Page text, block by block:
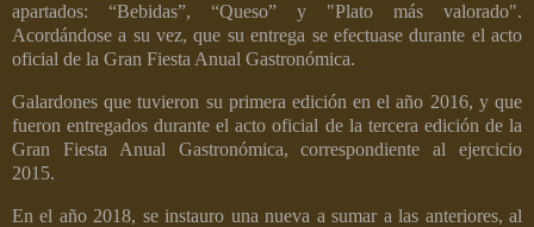
apartados: “Bebidas”, “Queso” y "Plato más valorado".
Acordándose a su vez, que su entrega se efectuase durante el acto
oficial de la Gran Fiesta Anual Gastronómica.
Galardones que tuvieron su primera edición en el año 2016, y que
fueron entregados durante el acto oficial de la tercera edición de la
Gran Fiesta Anual Gastronómica, correspondiente al ejercicio
2015.
En el año 2018, se instauro una nueva a sumar a las anteriores, al